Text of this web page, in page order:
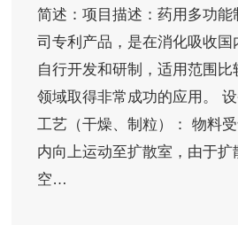
简述：项目描述：药用多功能
司专利产品，是在消化吸收国
自行开发和研制，适用范围
领域取得非常成功的应用。
工艺（干燥、制粒）： 物料
内向上运动至扩散室，由于扩
空…